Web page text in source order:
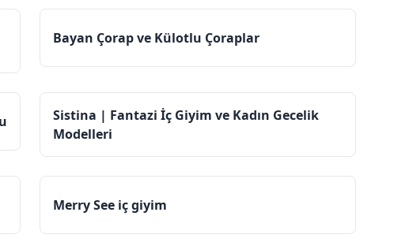
Bayan Çorap ve Külotlu Çoraplar
Sistina | Fantazi İç Giyim ve Kadın Gecelik
Modelleri
Merry See iç giyim